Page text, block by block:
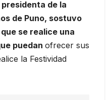
de la
de Puno, sostuvo
se realice una
puedan ofrecer sus
la Festividad